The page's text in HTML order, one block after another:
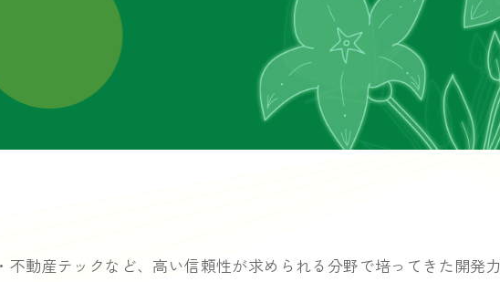
動産テックなど、 高い信頼性が求められる分野で培ってきた開発